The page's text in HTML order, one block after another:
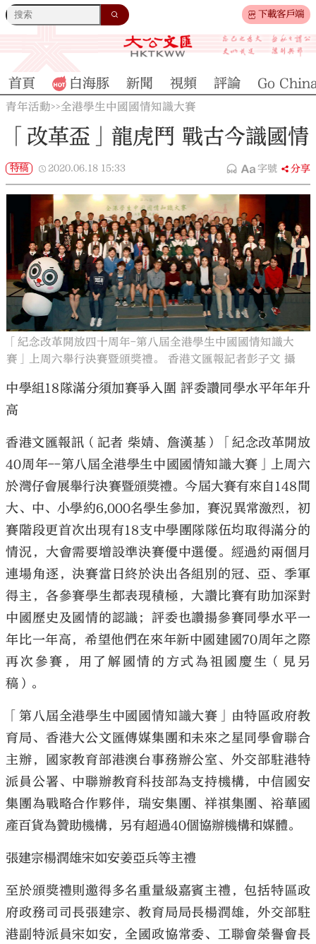
下載客戶端
首頁 白海豚 新聞 視頻 評論 Go
青年活動>>全港學生中國國情知識大賽
「改革盃」龍虎鬥 戰古今識國情
特稿 2020.06.18 15:33 字號 分享
「紀念改革開放四十周年-第八屆全港學生中國國情知識大
賽」上周六舉行決賽暨頒獎禮。 香港文匯報記者彭子文 攝
中學組18隊滿分須加賽爭入圍 評委讚同學水平年年升
高
香港文匯報訊（記者 柴婧、詹漢基）「紀念改革開放
40周年--第八屆全港學生中國國情知識大賽」上周六
於灣仔會展舉行決賽暨頒獎禮。今屆大賽有來自148間
大、中、小學約6,000名學生參加，賽況異常激烈，初
賽階段更首次出現有18支中學團隊隊伍均取得滿分的
情況，大會需要增設準決賽優中選優。經過約兩個月
連場角逐，決賽當日終於決出各組別的冠、亞、季軍
得主，各參賽學生都表現積極，大讚比賽有助加深對
中國歷史及國情的認識；評委也讚揚參賽同學水平一
年比一年高，希望他們在來年新中國建國70周年之際
再次參賽，用了解國情的方式為祖國慶生（見另
稿）。
「第八屆全港學生中國國情知識大賽」由特區政府教
育局、香港大公文匯傳媒集團和未來之星同學會聯合
主辦，國家教育部港澳台事務辦公室、外交部駐港特
派員公署、中聯辦教育科技部為支持機構，中信國安
集團為戰略合作夥伴，瑞安集團、祥祺集團、裕華國
產百貨為贊助機構，另有超過40個協辦機構和媒體。
張建宗楊潤雄宋如安姜亞兵等主禮
至於頒獎禮則邀得多名重量級嘉賓主禮，包括特區政
府政務司司長張建宗、教育局局長楊潤雄，外交部駐
港副特派員宋如安，全國政協常委、工聯會榮譽會長